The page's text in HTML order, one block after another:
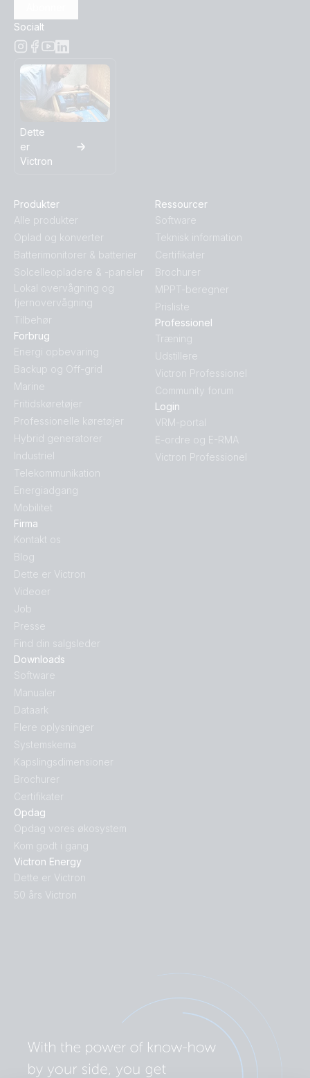
Socialt
Dette
er
Victron
Produkter
Alle produkter
Oplad og konverter
Batterimonitorer & batterier
Solcelleopladere & -paneler
Lokal overvågning og
fjernovervågning
Tilbehør
Opdag
Opdag vores økosystem
Kom godt i gang
Victron Energy
Dette er Victron
50 års Victron
Downloads
Software
Manualer
Dataark
Flere oplysninger
Systemskema
Kapslingsdimensioner
Brochurer
Certifikater
Forbrug
Energi opbevaring
Backup og Off-grid
Marine
Fritidskøretøjer
Professionelle køretøjer
Hybrid generatorer
Industriel
Telekommunikation
Energiadgang
Mobilitet
Firma
Kontakt os
Blog
Dette er Victron
Videoer
Job
Presse
Find din salgsleder
Ressourcer
Software
Teknisk information
Certifikater
Brochurer
MPPT-beregner
Prisliste
Professionel
Træning
Udstillere
Victron Professionel
Community forum
Login
VRM-portal
E-ordre og E-RMA
Victron Professionel